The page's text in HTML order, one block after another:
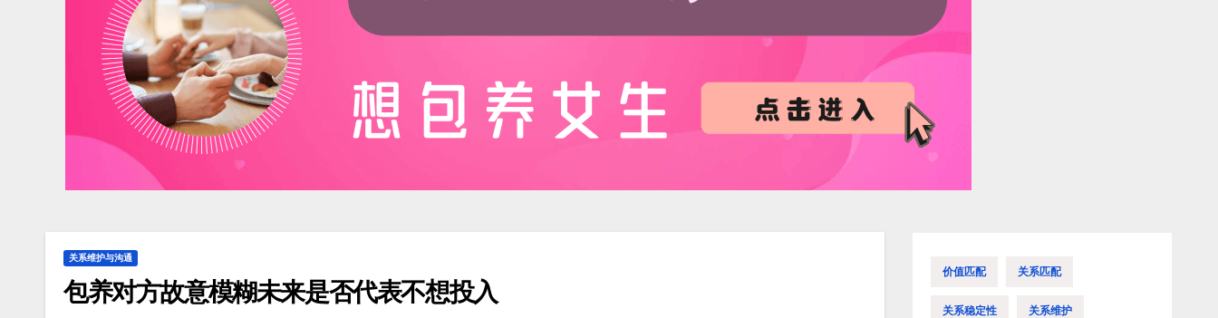
关系维护与沟通
包养对方故意模糊未来是否代表不想投入
价值匹配 关系匹配
关系稳定性 关系维护